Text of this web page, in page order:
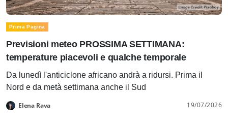
Prima Pagina
Previsioni meteo PROSSIMA SETTIMANA:
temperature piacevoli e qualche temporale
Da lunedì l'anticiclone africano andrà a ridursi. Prima il
Nord e da metà settimana anche il Sud
Elena Rava 19/07/2026